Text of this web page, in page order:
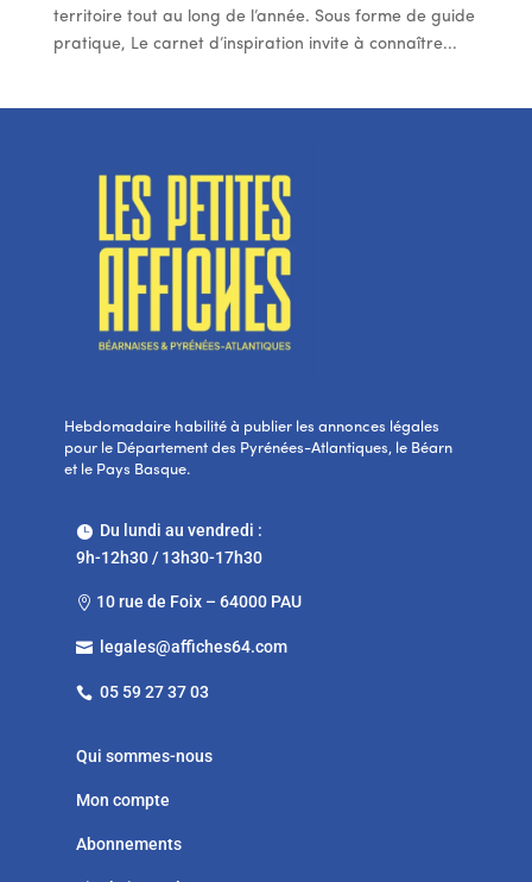
territoire tout au long de l’année. Sous forme de guide
pratique, Le carnet d’inspiration invite à connaître...
Hebdomadaire habilité à publier les annonces légales
pour le Département des Pyrénées-Atlantiques, le Béarn
et le Pays Basque.
Du lundi au vendredi :
9h-12h30 / 13h30-17h30
 10 rue de Foix – 64000 PAU
 legales@affiches64.com
 05 59 27 37 03
Qui sommes-nous
Mon compte
Abonnements